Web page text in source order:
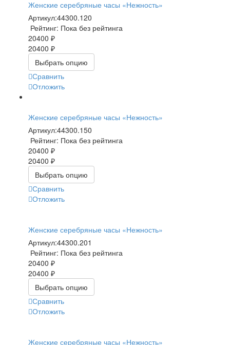
Женские серебряные часы «Нежность»
Артикул:44300.120
Рейтинг: Пока без рейтинга
20400 ₽
20400 ₽
Выбрать опцию
Сравнить
Отложить
Женские серебряные часы «Нежность»
Артикул:44300.150
Рейтинг: Пока без рейтинга
20400 ₽
20400 ₽
Выбрать опцию
Сравнить
Отложить
Женские серебряные часы «Нежность»
Артикул:44300.201
Рейтинг: Пока без рейтинга
20400 ₽
20400 ₽
Выбрать опцию
Сравнить
Отложить
Женские серебряные часы «Нежность»